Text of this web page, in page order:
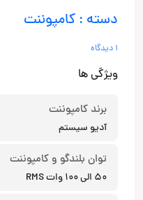
دسته : کامپوننت
1 دیدگاه
ویژگی ها
برند کامپوننت
آدیو سیستم
توان بلندگو و کامپوننت
50 الی 100 وات RMS